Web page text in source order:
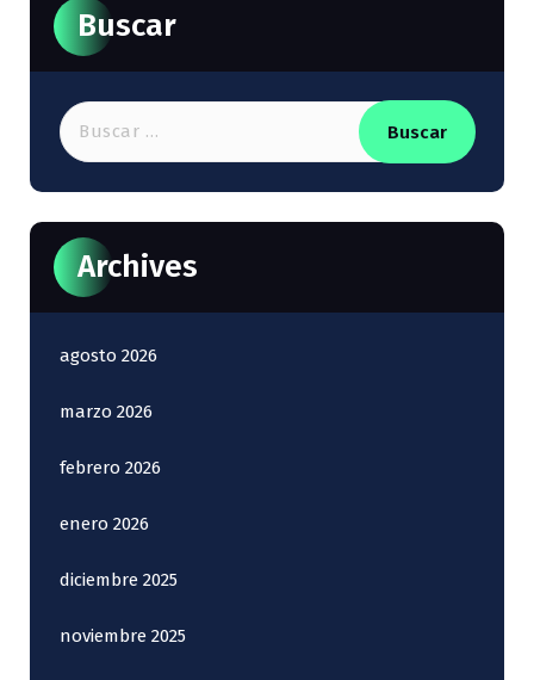
e
g
a
c
ó
Buscar
Buscar:
Archives
agosto 2026
marzo 2026
febrero 2026
enero 2026
diciembre 2025
noviembre 2025